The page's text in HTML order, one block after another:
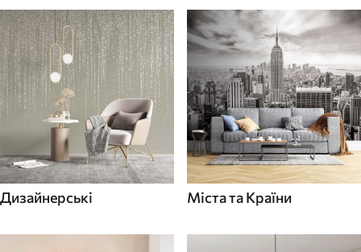
Дизайнерські Міста та Країни